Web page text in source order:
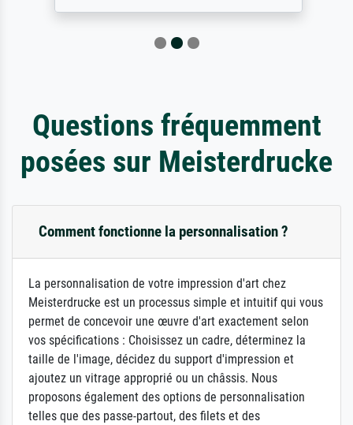
Questions fréquemment
posées sur Meisterdrucke
Comment fonctionne la personnalisation ?
La personnalisation de votre impression d'art chez
Meisterdrucke est un processus simple et intuitif qui vous
permet de concevoir une œuvre d'art exactement selon
vos spécifications : Choisissez un cadre, déterminez la
taille de l'image, décidez du support d'impression et
ajoutez un vitrage approprié ou un châssis. Nous
proposons également des options de personnalisation
telles que des passe-partout, des filets et des